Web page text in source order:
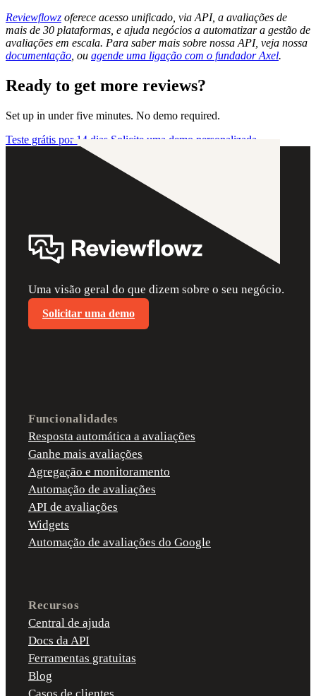
Reviewflowz oferece acesso unificado, via API, a avaliações de
mais de 30 plataformas, e ajuda negócios a automatizar a gestão de
avaliações em escala. Para saber mais sobre nossa API, veja nossa
documentação , ou agende uma ligação com o fundador Axel.
Ready to get more reviews?
Set up in under five minutes. No demo required.
Teste grátis por 14 dias Solicite uma demo personalizada
Uma visão geral do que dizem sobre o seu negócio.
Solicitar uma demo
Funcionalidades
Resposta automática a avaliações
Ganhe mais avaliações
Agregação e monitoramento
Automação de avaliações
API de avaliações
Widgets
Automação de avaliações do Google
Recursos
Central de ajuda
Docs da API
Ferramentas gratuitas
Blog